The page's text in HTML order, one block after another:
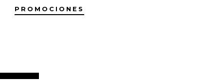
PROMOCIONES